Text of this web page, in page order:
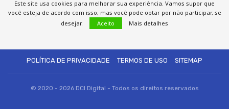
POLÍTICA DE PRIVACIDADE
TERMOS DE USO SITEMAP
© 2020 - 2026 DCI Digital - Todos os direitos reservados
Este site usa cookies para melhorar sua experiência. Vamos supor que
você esteja de acordo com isso, mas você pode optar por não participar, se
desejar.
Aceito Mais detalhes